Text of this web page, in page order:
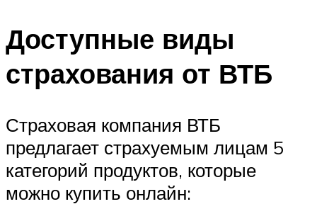
Доступные виды
страхования от ВТБ
Страховая компания ВТБ
предлагает страхуемым лицам 5
категорий продуктов, которые
можно купить онлайн: